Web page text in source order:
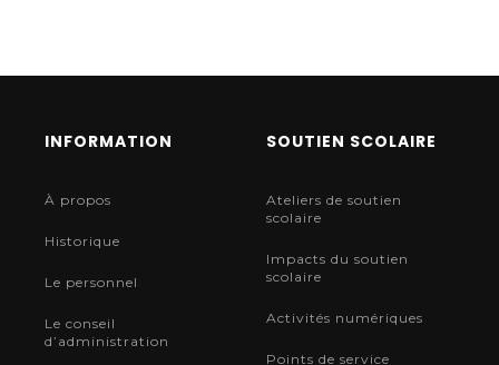
INFORMATION
À propos
Historique
Le personnel
Le conseil
d’administration
SOUTIEN SCOLAIRE
Ateliers de soutien
scolaire
Impacts du soutien
scolaire
Activités numériques
Points de service